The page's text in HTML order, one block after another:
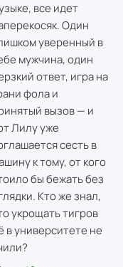
все идет
Один
уверенный в
мужчина, один
ответ, игра на
фола и
вызов — и
Лилу уже
сесть в
к тому, от кого
бы бежать без
Кто же знал,
укрощать тигров
в университете не